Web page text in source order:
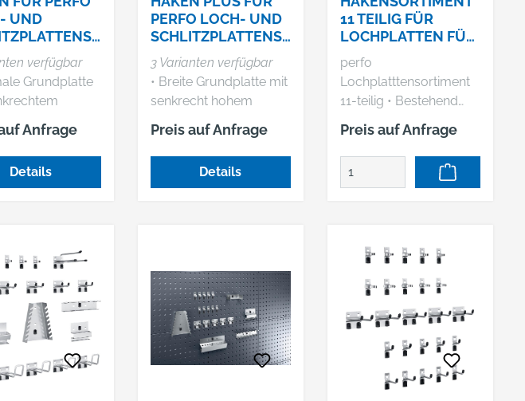
UND
verfügbar
Grundplatte
Anfrage
Details
PERFO LOCH- UND
SCHLITZPLATTENSY
STEME (35 MM)
3 Varianten verfügbar
• Breite Grundplatte mit
senkrecht hohem
Hakenende (35 mm)
Preis auf Anfrage
Details
11 TEILIG FÜR
LOCHPLATTEN FÜR
LOCHPLATTEN
BOTT
perfo
Lochplatttensortiment
11-teilig • Bestehend
aus: 5 Haken T 75 mm,
5 Doppelhaken T 75
mm, 1
Schraubenschlüsselhal
Gaildorf, DE,
info@bott.de
Preis auf Anfrage